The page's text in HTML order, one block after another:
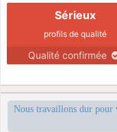
Sérieux
profils de qualité
Qualité confirmée
Nous travaillons dur